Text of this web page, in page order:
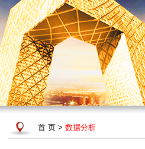
首 页 > 数据分析